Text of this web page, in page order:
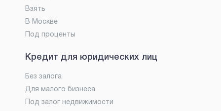
Взять
В Москве
Под проценты
Кредит для юридических лиц
Без залога
Для малого бизнеса
Под залог недвижимости